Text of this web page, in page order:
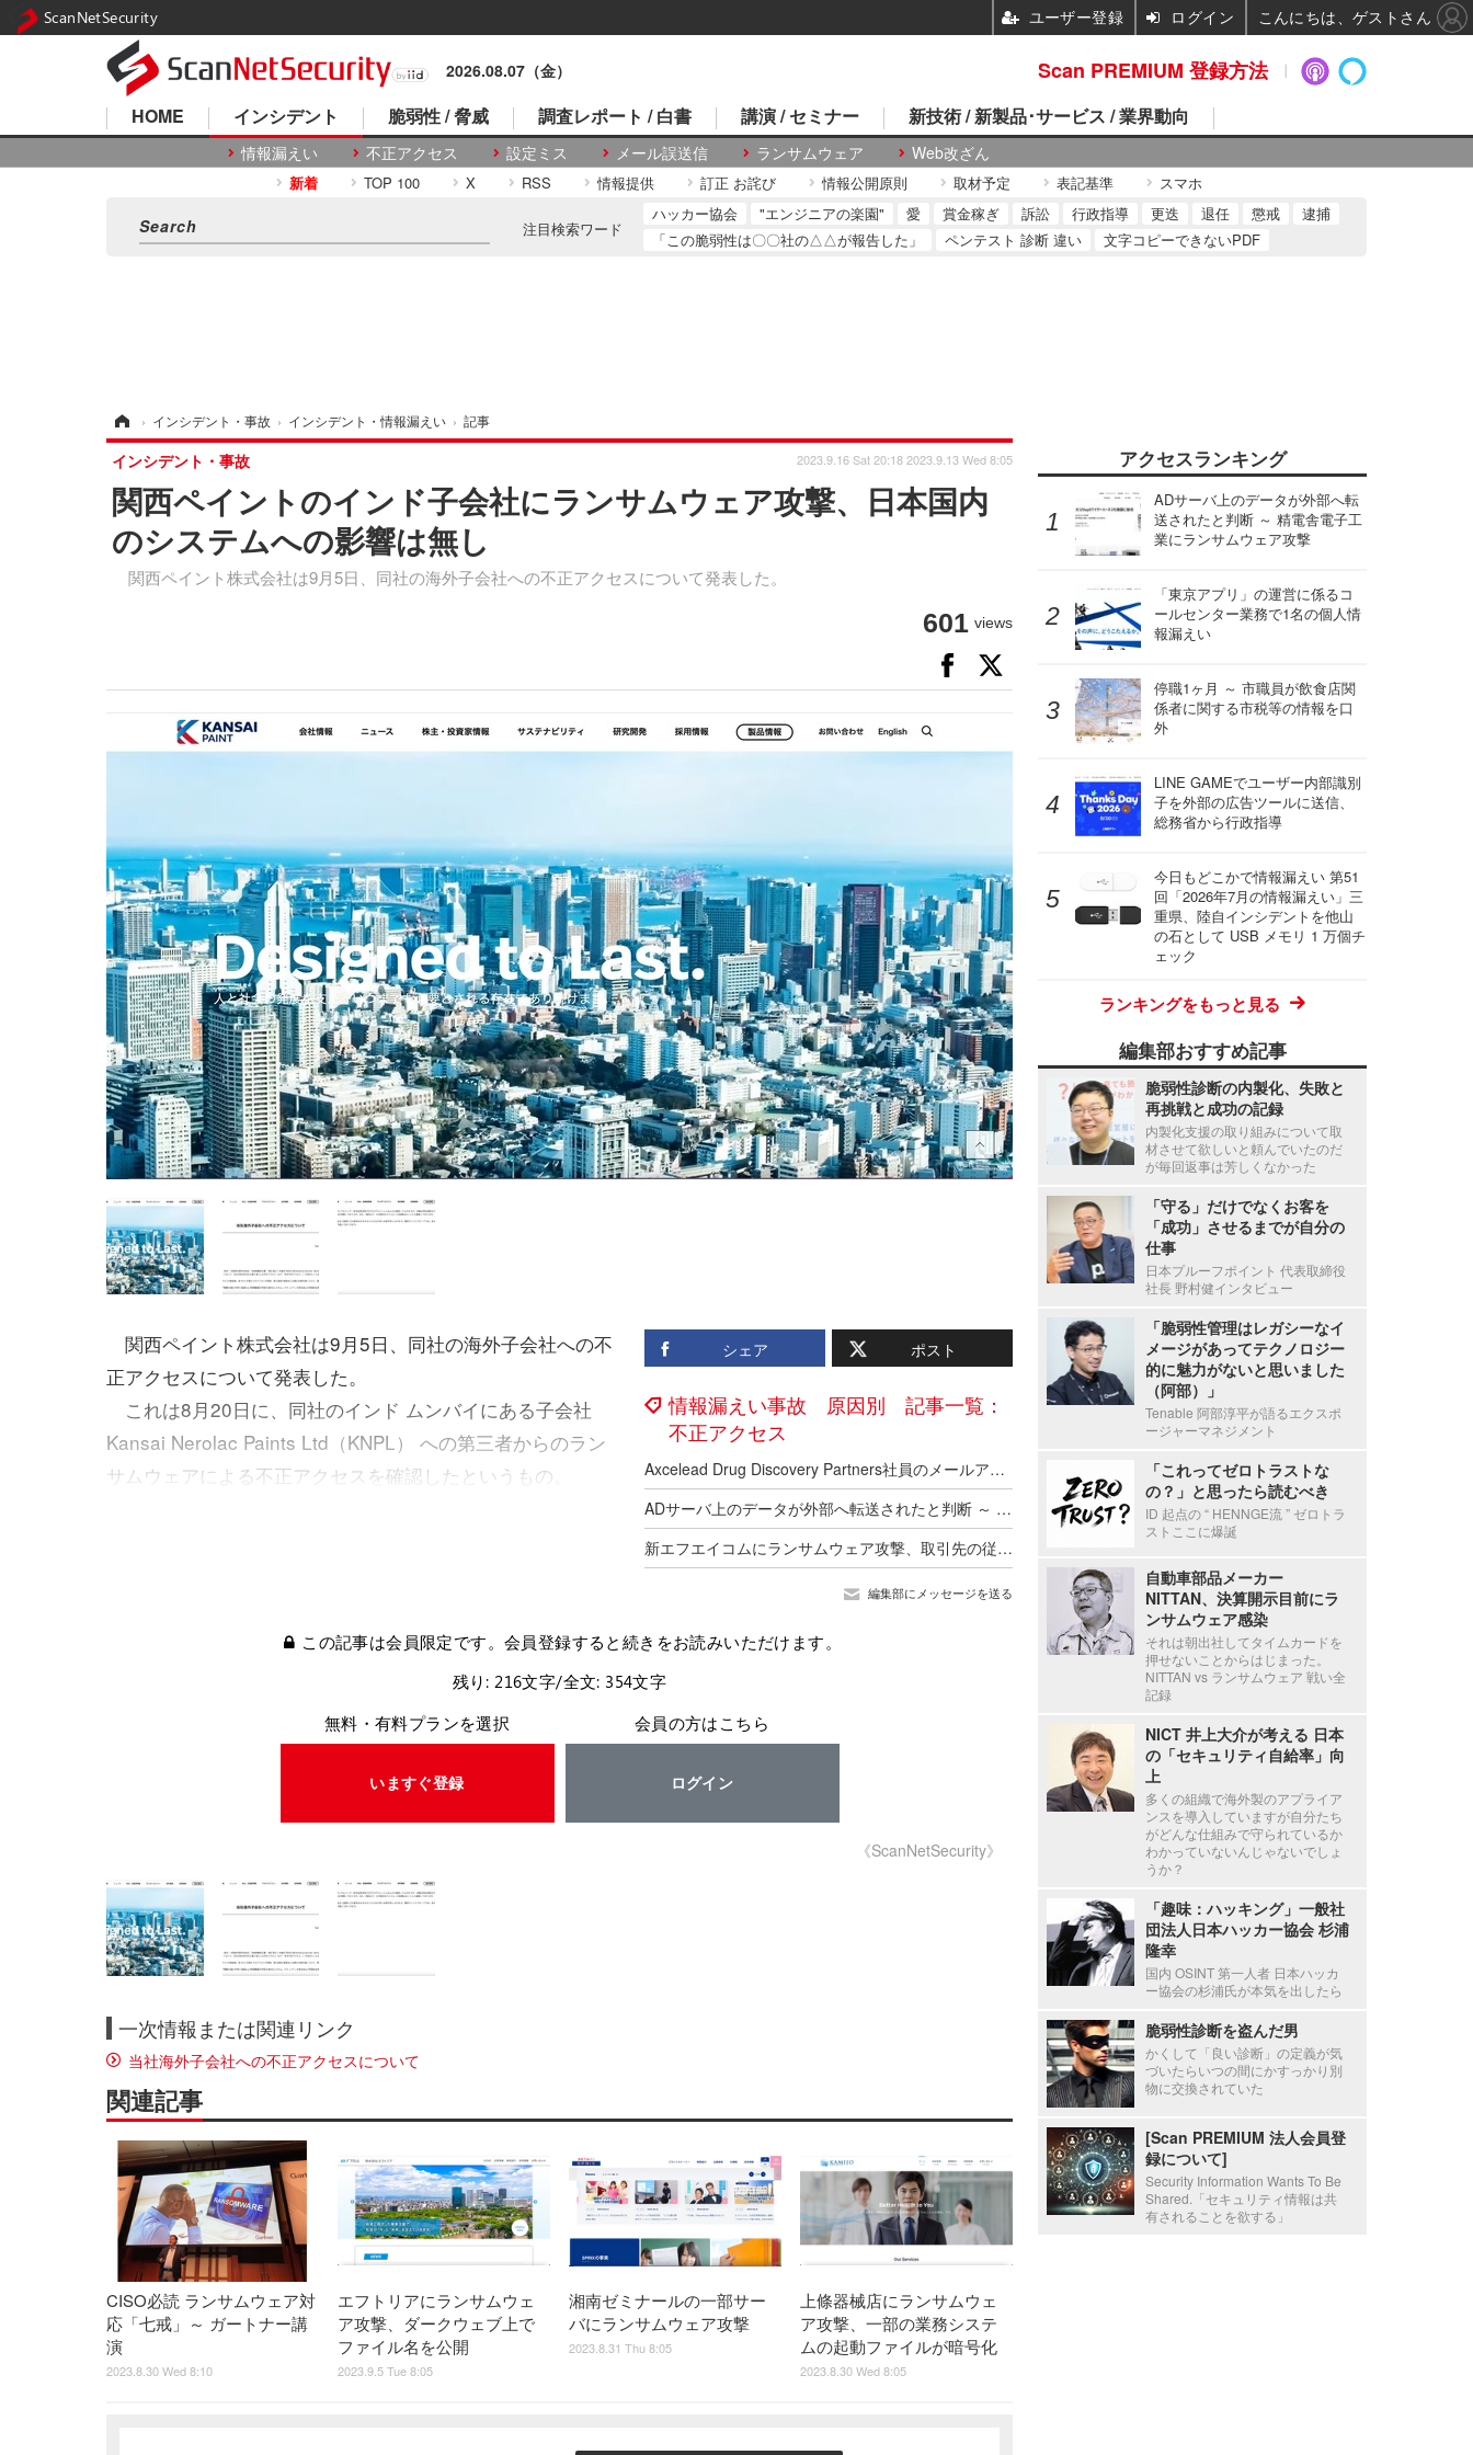
2026.08.07（金）
HOME インシデント
情報漏えい 不正アクセス 設定ミス メール誤送信 ランサムウェア Web改ざん
脆弱性 / 脅威 調査レポート / 白書 講演 / セミナー 新技術 / 新製品･サービス / 業界動向
新着 TOP 100 X RSS 情報提供 訂正 お詫び 情報公開原則 取材予定 表記基準 スマホ
注目検索ワード
ハッカー協会 "エンジニアの楽園" 愛 賞金稼ぎ 訴訟 行政指導 更迭 退任 懲戒
逮捕
「この脆弱性は〇〇社の△△が報告した」
ペンテスト 診断 違い 文字コピーできないPDF
› インシデント・事故 › インシデント・情報漏えい › 記事
関西ペイントのインド子会社にランサムウェア攻撃、日本国内
のシステムへの影響は無し
関西ペイント株式会社は9月5日、同社の海外子会社への不正アクセスについて発表した。
インシデント・事故 2023.9.16 Sat 20:18 2023.9.13 Wed 8:05
601 views
シェア ポスト
情報漏えい事故 原因別 記事一覧：
不正アクセス
Axcelead Drug Discovery Partners社員のメールアカウントに不正アクセス、約7,000通のメールで痕跡を確認
ADサーバ上のデータが外部へ転送されたと判断 ～ 精電舎電子工業にランサムウェア攻撃
新エフエイコムにランサムウェア攻撃、取引先の従業員に関する個人情報が漏えいした可能性
編集部にメッセージを送る
関西ペイント株式会社は9月5日、同社の海外子会社への不
正アクセスについて発表した。
これは8月20日に、同社のインド ムンバイにある子会社
Kansai Nerolac Paints Ltd（KNPL） への第三者からのラン
サムウェアによる不正アクセスを確認したというもの。
この記事は会員限定です。会員登録すると続きをお読みいただけます。
残り: 216文字/全文: 354文字
無料・有料プランを選択
いますぐ登録
会員の方はこちら
ログイン
《ScanNetSecurity》
一次情報または関連リンク
当社海外子会社への不正アクセスについて
関連記事
CISO必読 ランサムウェア対
応「七戒」～ ガートナー講
演
2023.8.30 Wed 8:10
エフトリアにランサムウェ
ア攻撃、ダークウェブ上で
ファイル名を公開
2023.9.5 Tue 8:05
湘南ゼミナールの一部サー
バにランサムウェア攻撃
2023.8.31 Thu 8:05
上條器械店にランサムウェ
ア攻撃、一部の業務システ
ムの起動ファイルが暗号化
2023.8.30 Wed 8:05
アクセスランキング
ADサーバ上のデータが外部へ転
送されたと判断 ～ 精電舎電子工
業にランサムウェア攻撃
「東京アプリ」の運営に係るコ
ールセンター業務で1名の個人情
報漏えい
停職1ヶ月 ～ 市職員が飲食店関
係者に関する市税等の情報を口
外
LINE GAMEでユーザー内部識別
子を外部の広告ツールに送信、
総務省から行政指導
今日もどこかで情報漏えい 第51
回「2026年7月の情報漏えい」三
重県、陸自インシデントを他山
の石として USB メモリ 1 万個チ
ェック
ランキングをもっと見る
編集部おすすめ記事
脆弱性診断の内製化、失敗と
再挑戦と成功の記録
内製化支援の取り組みについて取
材させて欲しいと頼んでいたのだ
が毎回返事は芳しくなかった
「守る」だけでなくお客を
「成功」させるまでが自分の
仕事
日本プルーフポイント 代表取締役
社長 野村健インタビュー
「脆弱性管理はレガシーなイ
メージがあってテクノロジー
的に魅力がないと思いました
（阿部）」
Tenable 阿部淳平が語るエクスポ
ージャーマネジメント
「これってゼロトラストな
の？」と思ったら読むべき
ID 起点の “ HENNGE流 ” ゼロトラ
ストここに爆誕
自動車部品メーカー
NITTAN、決算開示目前にラ
ンサムウェア感染
それは朝出社してタイムカードを
押せないことからはじまった。
NITTAN vs ランサムウェア 戦い全
記録
NICT 井上大介が考える 日本
の「セキュリティ自給率」向
上
多くの組織で海外製のアプライア
ンスを導入していますが自分たち
がどんな仕組みで守られているか
わかっていないんじゃないでしょ
うか？
「趣味：ハッキング」一般社
団法人日本ハッカー協会 杉浦
隆幸
国内 OSINT 第一人者 日本ハッカ
ー協会の杉浦氏が本気を出したら
脆弱性診断を盗んだ男
かくして「良い診断」の定義が気
づいたらいつの間にかすっかり別
物に交換されていた
[Scan PREMIUM 法人会員登
録について]
Security Information Wants To Be
Shared.「セキュリティ情報は共
有されることを欲する」
Scan PREMIUM 登録方法
ScanNetSecurity ユーザー登録 ログイン こんにちは、ゲストさん